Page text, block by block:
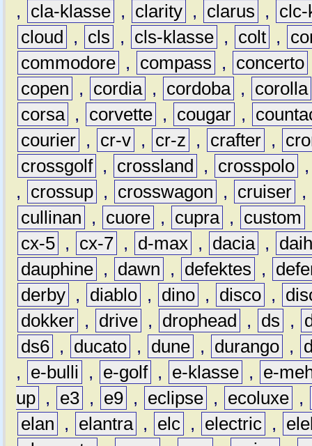
,
cla-klasse , clarity , clarus ,
clc-
cloud
, cls , cls-klasse , colt ,
commodore , compass , concerto
copen
, cordia , cordoba ,
corolla
corsa , corvette , cougar ,
courier , cr-v , cr-z , crafter ,
crossgolf , crossland , crosspolo
,
crossup , crosswagon , cruiser ,
cullinan
, cuore , cupra , custom
cx-5 , cx-7 , d-max , dacia ,
dauphine , dawn , defektes ,
derby , diablo , dino , disco ,
dokker , drive , drophead , ds ,
ds6 , ducato , dune , durango ,
,
e-bulli , e-golf , e-klasse ,
e-
up , e3 , e9 , eclipse , ecoluxe ,
elan
, elantra , elc , electric ,